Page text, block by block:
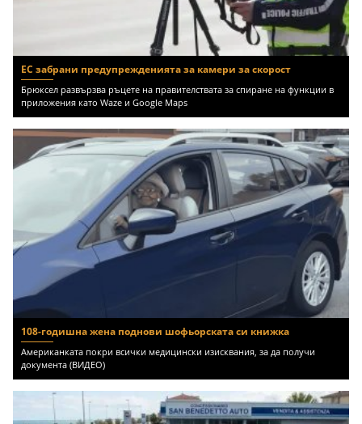
ЕС забрани предупрежденията за камери за скорост
Брюксел развързва ръцете на правителствата за спиране на функции в
приложения като Waze и Google Maps
108-годишна жена поднови шофьорската си книжка
Американката покри всички медицински изисквания, за да получи
документа (ВИДЕО)